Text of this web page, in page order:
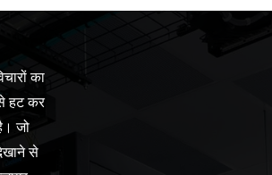
का
हट कर
जो
से